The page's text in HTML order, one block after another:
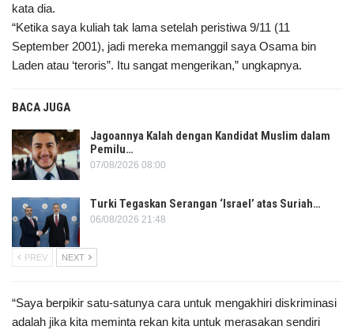
kata dia.
“Ketika saya kuliah tak lama setelah peristiwa 9/11 (11
September 2001), jadi mereka memanggil saya Osama bin
Laden atau ‘teroris”. Itu sangat mengerikan,” ungkapnya.
BACA JUGA
Jagoannya Kalah dengan Kandidat Muslim dalam
Pemilu…
07/08/2026 08:00
Turki Tegaskan Serangan ‘Israel’ atas Suriah…
06/08/2026 21:48
PREV NEXT
“Saya berpikir satu-satunya cara untuk mengakhiri diskriminasi
adalah jika kita meminta rekan kita untuk merasakan sendiri